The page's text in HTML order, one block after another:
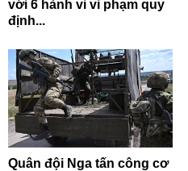
với 6 hành vi vi phạm quy
định...
Quân đội Nga tấn công cơ